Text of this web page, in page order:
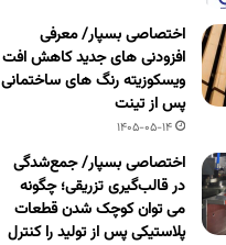
اختصاصی بسپار/ معرفی
افزودنی های جدید کاهش افت
ویسکوزیته رنگ های ساختمانی
پس از تینت
1405-05-14
اختصاصی بسپار/ جمع‌شدگی
در قالب‌گیری تزریقی؛ چگونه
می توان کوچک شدن قطعات
پلاستیکی پس از تولید را کنترل